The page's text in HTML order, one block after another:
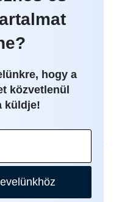
hogy a
közvetlenül
küldje!